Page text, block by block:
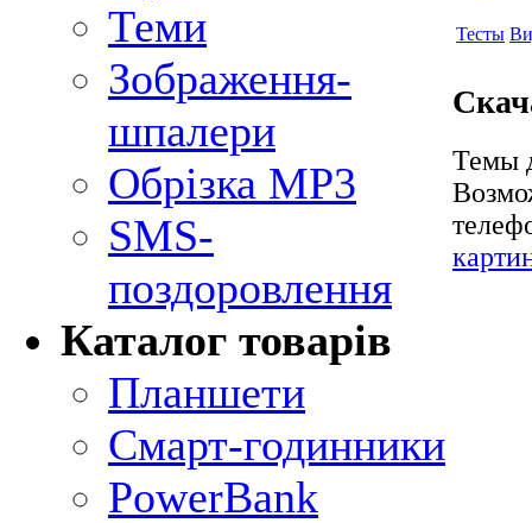
Теми
Зображення-
шпалери
Обрізка MP3
SMS-
поздоровлення
Каталог товарів
Планшети
Смарт-годинники
PowerBank
Тесты
Темы